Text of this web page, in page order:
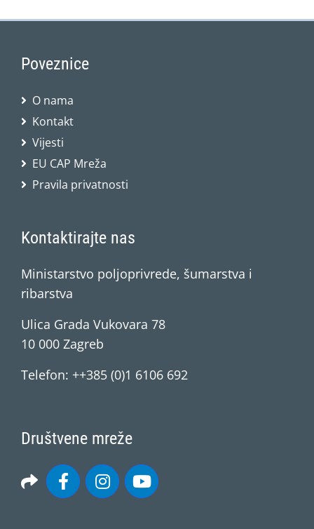
Poveznice
O nama
Kontakt
Vijesti
EU CAP Mreža
Pravila privatnosti
Kontaktirajte nas
Ministarstvo poljoprivrede, šumarstva i
ribarstva
Ulica Grada Vukovara 78
10 000 Zagreb
Telefon: ++385 (0)1 6106 692
Društvene mreže